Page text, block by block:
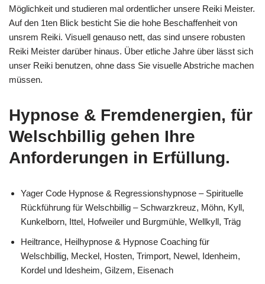
Möglichkeit und studieren mal ordentlicher unsere Reiki Meister.
Auf den 1ten Blick besticht Sie die hohe Beschaffenheit von
unsrem Reiki. Visuell genauso nett, das sind unsere robusten
Reiki Meister darüber hinaus. Über etliche Jahre über lässt sich
unser Reiki benutzen, ohne dass Sie visuelle Abstriche machen
müssen.
Hypnose & Fremdenergien, für
Welschbillig gehen Ihre
Anforderungen in Erfüllung.
Yager Code Hypnose & Regressionshypnose – Spirituelle
Rückführung für Welschbillig – Schwarzkreuz, Möhn, Kyll,
Kunkelborn, Ittel, Hofweiler und Burgmühle, Wellkyll, Träg
Heiltrance, Heilhypnose & Hypnose Coaching für
Welschbillig, Meckel, Hosten, Trimport, Newel, Idenheim,
Kordel und Idesheim, Gilzem, Eisenach